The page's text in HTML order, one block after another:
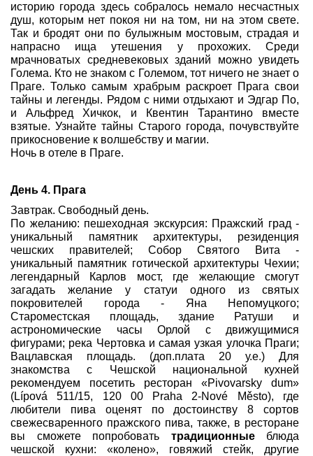
историю города здесь собралось немало несчастных
душ, которым нет покоя ни на том, ни на этом свете.
Так и бродят они по булыжным мостовым, страдая и
напрасно ища утешения у прохожих. Среди
мрачноватых средневековых зданий можно увидеть
Голема. Кто не знаком с Големом, тот ничего не знает о
Праге. Только самым храбрым раскроет Прага свои
тайны и легенды. Рядом с ними отдыхают и Эдгар По,
и Альфред Хичкок, и Квентин Тарантино вместе
взятые. Узнайте тайны Старого города, почувствуйте
прикосновение к волшебству и магии.
Ночь в отеле в Праге.
День 4. Прага
Завтрак. Свободный день.
По желанию: пешеходная экскурсия: Пражский град -
уникальный памятник архитектуры, резиденция
чешских правителей; Собор Святого Вита -
уникальный памятник готической архитектуры Чехии;
легендарный Карлов мост, где желающие смогут
загадать желание у статуи одного из святых
покровителей города - Яна Непомуцкого;
Староместская площадь, здание Ратуши и
астрономические часы Орлой с движущимися
фигурами; река Чертовка и самая узкая улочка Праги;
Вацлавская площадь. (доп.плата 20 у.е.) Для
знакомства с Чешской национальной кухней
рекомендуем посетить ресторан «Pivovarsky dum»
(Lípová 511/15, 120 00 Praha 2-Nové Město), где
любители пива оценят по достоинству 8 сортов
свежесваренного пражского пива, также, в ресторане
вы сможете попробовать традиционныеблюда
чешской кухни: «колено», говяжий стейк, другие